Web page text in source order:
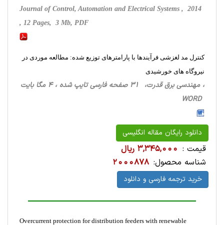
Journal of Control, Automation and Electrical Systems , 2014
, 12 Pages, 3 Mb, PDF
کنترل مد لغزشی فرآیندها با پارامترهای توزیع شده: مطالعه موردی در
نیروگاه های خورشیدی
، مهندسی برق قدرت، 31 صفحه فارسی تایپ شده ، 4 مگا بایت
WORD
دانلود رایگان مقاله انگلیسی
قیمت : 3,345,000 ریال
شناسه محصول: 2000878
خرید ترجمه فارسی و دانلود
Overcurrent protection for distribution feeders with renewable